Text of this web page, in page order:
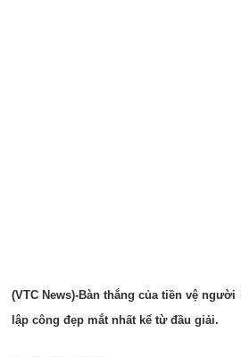
(VTC News)-Bàn thắng của tiền vệ
lập công đẹp mắt nhất kể từ đầu giải.